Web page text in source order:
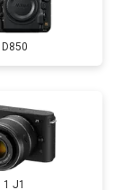
D850
1 J1